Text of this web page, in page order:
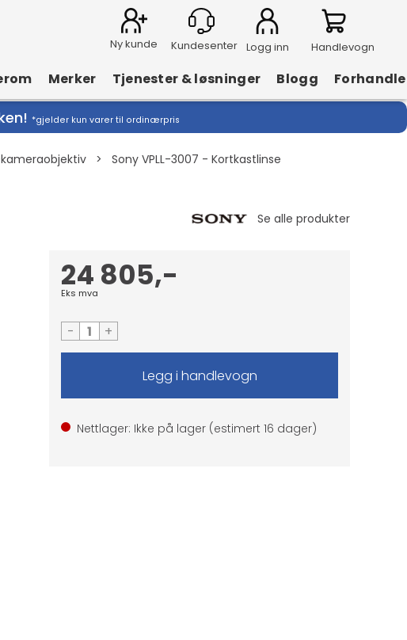
Ny kunde Logg inn Handlevogn
Merker Tjenester & løsninger Blogg
*gjelder kun varer til ordinærpris
> Sony VPLL-3007 - Kortkastlinse
24 805,-
Eks mva
- +
Nettlager: Ikke på lager (estimert 16 dager)